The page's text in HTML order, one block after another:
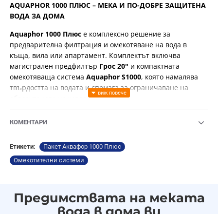
AQUAPHOR 1000 ПЛЮС – МЕКА И ПО-ДОБРЕ ЗАЩИТЕНА
ВОДА ЗА ДОМА
Aquaphor 1000 Плюс е комплексно решение за
предварителна филтрация и омекотяване на вода в
къща, вила или апартамент. Комплектът включва
магистрален предфилтър Грос 20" и компактната
омекотяваща система Aquaphor S1000, която намалява
твърдостта на водата и спомага за ограничаване на
образуването на котлен камък.
мека вода, по-добра защита на водопроводната
пералня, съдомиялна, кафе машина и други уреди,
работещи с вода.
Комбинирана филтрация— предфилтърът Gross
20" задържа механични неразтворими примеси, а
КОМЕНТАРИ
Етикети:
Пакет Аквафор 1000 Плюс
Омекотителни системи
Предимствата на меката